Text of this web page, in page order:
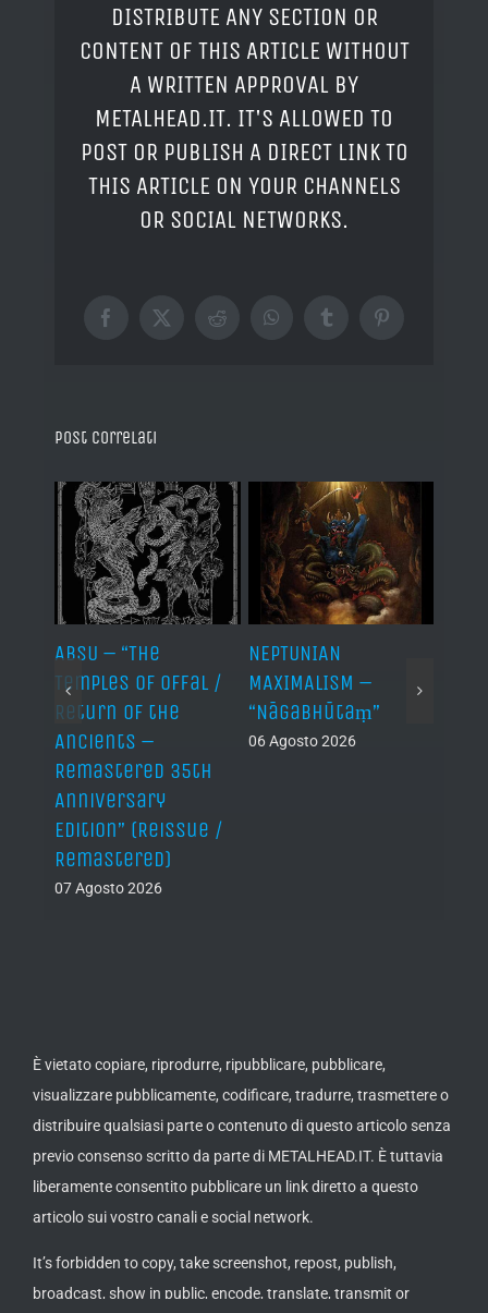
DISTRIBUTE ANY SECTION OR
CONTENT OF THIS ARTICLE WITHOUT
A WRITTEN APPROVAL BY
METALHEAD.IT. IT'S ALLOWED TO
POST OR PUBLISH A DIRECT LINK TO
THIS ARTICLE ON YOUR CHANNELS
OR SOCIAL NETWORKS.
Facebook
X RedditWhatsAppTumblrPinterest
Post correlati
ABSU – “The
Temples of Offal /
Return of the
Ancients –
Remastered 35th
Anniversary
Edition” (Reissue /
Remastered)
07 Agosto 2026
NEPTUNIAN
MAXIMALISM –
“Nāgabhūtaṃ”
06 Agosto 2026
È vietato copiare, riprodurre, ripubblicare, pubblicare,
visualizzare pubblicamente, codificare, tradurre, trasmettere o
distribuire qualsiasi parte o contenuto di questo articolo senza
previo consenso scritto da parte di METALHEAD.IT. È tuttavia
liberamente consentito pubblicare un link diretto a questo
articolo sui vostro canali e social network.
It’s forbidden to copy, take screenshot, repost, publish,
broadcast, show in public, encode, translate, transmit or